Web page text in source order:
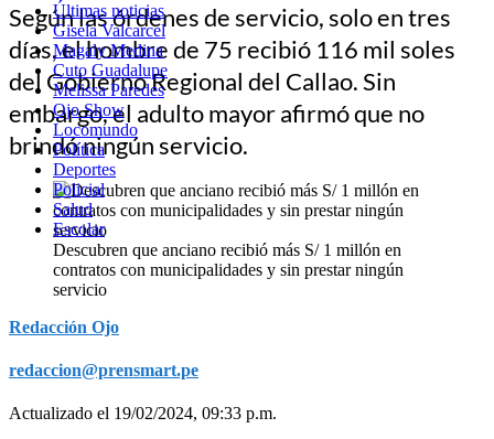
Últimas noticias
Gisela Valcarcel
Magaly Medina
Cuto Guadalupe
Melissa Paredes
Ojo Show
Locomundo
Política
Deportes
Policial
Salud
Escolar
Según las órdenes de servicio, solo en tres
días, el hombre de 75 recibió 116 mil soles
del Gobierno Regional del Callao. Sin
embargo, el adulto mayor afirmó que no
brindó ningún servicio.
Descubren que anciano recibió más S/ 1 millón en
contratos con municipalidades y sin prestar ningún
servicio
Redacción Ojo
redaccion@prensmart.pe
Actualizado el 19/02/2024, 09:33 p.m.